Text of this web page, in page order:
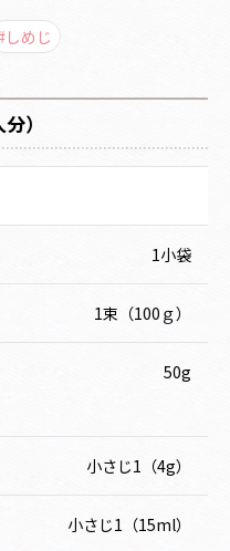
しめじ
）
1小袋
1束（100ｇ）
50g
小さじ1（4g）
小さじ1（15ml）